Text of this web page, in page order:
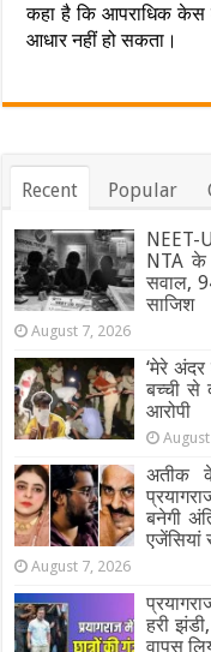
कहा है कि आपराधिक केस
आधार नहीं हो सकता।
Recent Popular
NEET-
NTA के
सवाल,
साजिश
August 7, 2026
‘मेरे
बच्ची से
आरोपी
अतीक
बनेगी
एजेंसियां
August 7, 2026
हरी
वापस